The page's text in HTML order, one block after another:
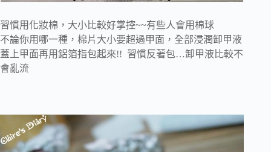
習慣用化妝棉，大小比較好掌控~~有些人會用棉球
不論你用哪一種，棉片大小要超過甲面，全部浸潤卸甲液
蓋上甲面再用鋁箔指包起來!! 習慣反著包…卸甲液比較不
會亂流